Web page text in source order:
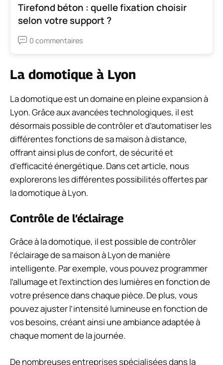
Tirefond béton : quelle fixation choisir
selon votre support ?
0 commentaires
La domotique à Lyon
La domotique est un domaine en pleine expansion à
Lyon. Grâce aux avancées technologiques, il est
désormais possible de contrôler et d’automatiser les
différentes fonctions de sa maison à distance,
offrant ainsi plus de confort, de sécurité et
d’efficacité énergétique. Dans cet article, nous
explorerons les différentes possibilités offertes par
la domotique à Lyon.
Contrôle de l’éclairage
Grâce à la domotique, il est possible de contrôler
l’éclairage de sa maison à Lyon de manière
intelligente. Par exemple, vous pouvez programmer
l’allumage et l’extinction des lumières en fonction de
votre présence dans chaque pièce. De plus, vous
pouvez ajuster l’intensité lumineuse en fonction de
vos besoins, créant ainsi une ambiance adaptée à
chaque moment de la journée.
De nombreuses entreprises spécialisées dans la